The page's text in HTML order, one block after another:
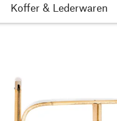
Koffer & Lederwaren